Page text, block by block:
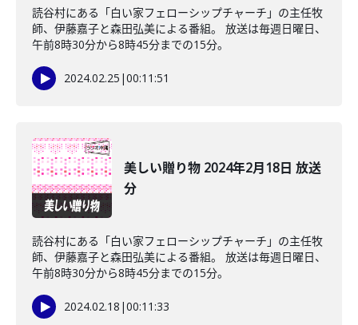
読谷村にある「白い家フェローシップチャーチ」の主任牧
師、伊藤嘉子と森田弘美による番組。 放送は毎週日曜日、
午前8時30分から8時45分までの15分。
2024.02.25 |00:11:51
美しい贈り物 2024年2月18日 放送
分
読谷村にある「白い家フェローシップチャーチ」の主任牧
師、伊藤嘉子と森田弘美による番組。 放送は毎週日曜日、
午前8時30分から8時45分までの15分。
2024.02.18 |00:11:33